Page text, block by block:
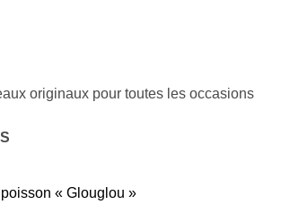
originaux pour toutes les occasions
« Glouglou »